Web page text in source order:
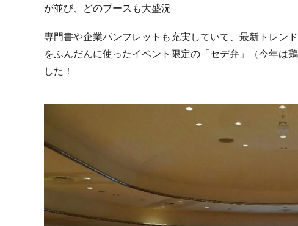
が並び、どのブースも大盛況
専門書や企業パンフレットも充実していて、最新トレン
をふんだんに使ったイベント限定の「セデ弁」（今年は
した！